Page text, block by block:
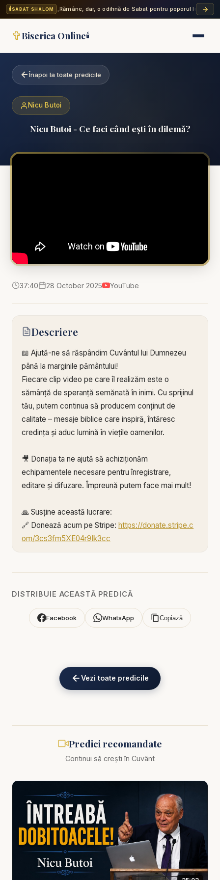
🕯️SABAT SHALOM „Rămâne, dar, o odihnă de Sabat pentru poporul lui
✞Biserica Online🕯️
Înapoi la toate predicile
Nicu Butoi
Nicu Butoi - Ce faci când ești în dilemă?
37:40 28 October 2025 YouTube
Descriere
📖 Ajută-ne să răspândim Cuvântul lui Dumnezeu
până la marginile pământului!
Fiecare clip video pe care îl realizăm este o
sămânță de speranță semănată în inimi. Cu sprijinul
tău, putem continua să producem conținut de
calitate – mesaje biblice care inspiră, întăresc
credința și aduc lumină în viețile oamenilor.
🎥 Donația ta ne ajută să achiziționăm
echipamentele necesare pentru înregistrare,
editare și difuzare. Împreună putem face mai mult!
🙏 Susține această lucrare:
🔗 Donează acum pe Stripe:https://donate.stripe.c
om/3cs3fm5XE04r9Ik3cc
Mulțumim din inimă pentru că faci parte din
eKV82sp3xNBFw/join
Ce faci când nu mai știi încotro s-o apuci? Când
toate drumurile par închise și tăcerea lui Dumnezeu
devine mai grea decât orice răspuns? În această
Nicu Butoi vorbește despre momentele acelea din
viață în care omul credincios ajunge la răscruce —
în dilema dintre ceea ce vrea Dumnezeu și ceea
ce dorește inima.
Predica „Ce faci când ești în dilemă?” este o
explorare a modului în care Dumnezeu lucrează în
DISTRIBUIE ACEASTĂ PREDICĂ
Facebook WhatsApp Copiază
Vezi toate predicile
Predici recomandate
Continui să crești în Cuvânt